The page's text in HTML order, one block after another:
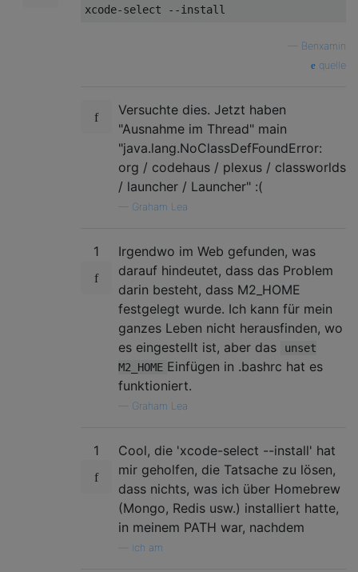
Benxamin
quelle
Versuchte dies. Jetzt haben
"Ausnahme im Thread" main
"java.lang.NoClassDefFoundError:
org / codehaus / plexus / classworlds
/ launcher / Launcher" :(
Graham Lea
1
Irgendwo im Web gefunden, was
darauf hindeutet, dass das Problem
darin besteht, dass M2_HOME
festgelegt wurde. Ich kann für mein
ganzes Leben nicht herausfinden, wo
es eingestellt ist, aber das
unset
M2_HOME Einfügen in .bashrc hat es
funktioniert.
Graham Lea
1
Cool, die 'xcode-select --install' hat
mir geholfen, die Tatsache zu lösen,
dass nichts, was ich über Homebrew
(Mongo, Redis usw.) installiert hatte,
in meinem PATH war, nachdem
ich am